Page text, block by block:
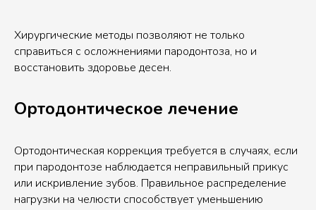
Хирургические методы позволяют не только
справиться с осложнениями пародонтоза, но и
восстановить здоровье десен.
Ортодонтическое лечение
Ортодонтическая коррекция требуется в случаях, если
при пародонтозе наблюдается неправильный прикус
или искривление зубов. Правильное распределение
нагрузки на челюсти способствует уменьшению